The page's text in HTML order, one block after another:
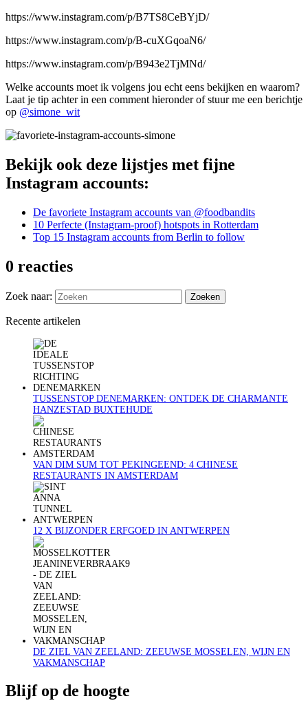
https://www.instagram.com/p/B7TS8CeBYjD/
https://www.instagram.com/p/B-cuXGqoaN6/
https://www.instagram.com/p/B943e2TjMNd/
Welke accounts moet ik volgens jou echt eens bekijken en waarom?
Laat je tip achter in een comment hieronder of stuur me een berichtje
op @simone_wit
Bekijk ook deze lijstjes met fijne
Instagram accounts:
De favoriete Instagram accounts van @foodbandits
10 Perfecte (Instagram-proof) hotspots in Rotterdam
Top 15 Instagram accounts from Berlin to follow
0 reacties
Zoek naar:
Recente artikelen
TUSSENSTOP DENEMARKEN: ONTDEK DE CHARMANTE
HANZESTAD BUXTEHUDE
VAN DIM SUM TOT PEKINGEEND: 4 CHINESE
RESTAURANTS IN AMSTERDAM
12 X BIJZONDER ERFGOED IN ANTWERPEN
DE ZIEL VAN ZEELAND: ZEEUWSE MOSSELEN, WIJN EN
VAKMANSCHAP
Blijf op de hoogte